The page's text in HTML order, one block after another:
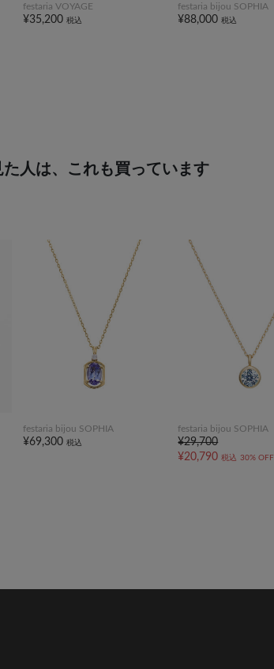
festaria VOYAGE
¥35,200 税込
festaria bijou SOPHIA
¥88,000税込
人は、これも買っています
festaria bijou SOPHIA
¥69,300 税込
festaria bijou SOPHIA
¥29,700
¥20,790 税込 30% OFF